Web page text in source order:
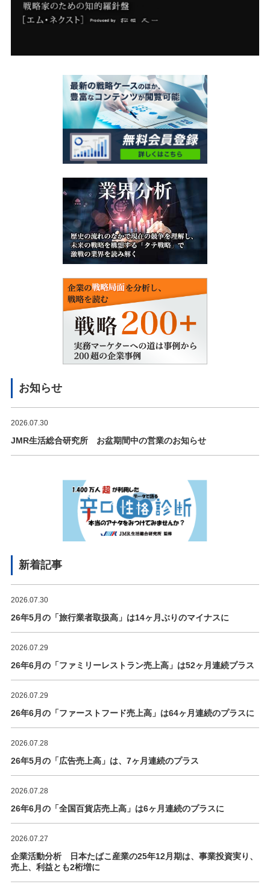
お知らせ
2026.07.30
JMR生活総合研究所 お盆期間中の営業のお知らせ
新着記事
2026.07.30
26年5月の「旅行業者取扱高」は14ヶ月ぶりのマイナスに
2026.07.29
26年6月の「ファミリーレストラン売上高」は52ヶ月連続プラス
2026.07.29
26年6月の「ファーストフード売上高」は64ヶ月連続のプラスに
2026.07.28
26年5月の「広告売上高」は、7ヶ月連続のプラス
2026.07.28
26年6月の「全国百貨店売上高」は6ヶ月連続のプラスに
2026.07.27
企業活動分析 日本たばこ産業の25年12月期は、事業投資実り、
売上、利益とも2桁増に